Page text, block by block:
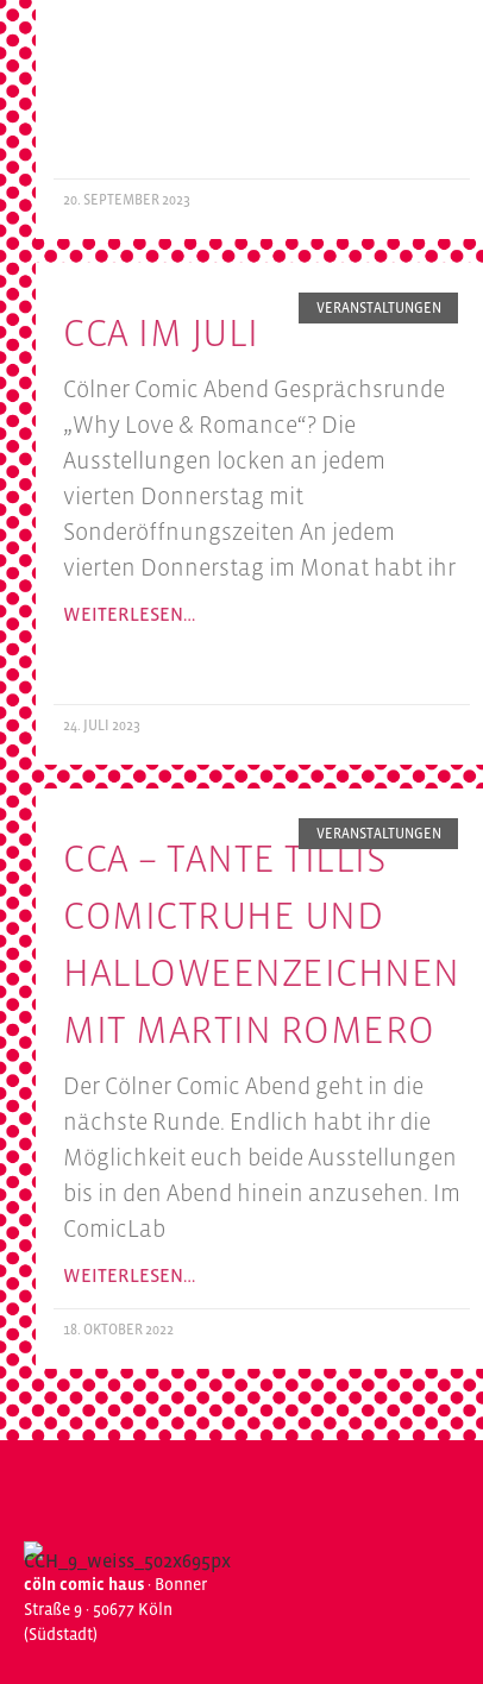
20. SEPTEMBER 2023
VERANSTALTUNGEN
CCA IM JULI
Cölner Comic Abend Gesprächsrunde
„Why Love & Romance“? Die
Ausstellungen locken an jedem
vierten Donnerstag mit
Sonderöffnungszeiten An jedem
vierten Donnerstag im Monat habt ihr
WEITERLESEN…
24. JULI 2023
VERANSTALTUNGEN
CCA – TANTE TILLIS
COMICTRUHE UND
HALLOWEENZEICHNEN
MIT MARTIN ROMERO
Der Cölner Comic Abend geht in die
nächste Runde. Endlich habt ihr die
Möglichkeit euch beide Ausstellungen
bis in den Abend hinein anzusehen. Im
ComicLab
WEITERLESEN…
18. OKTOBER 2022
cöln comic haus · Bonner
Straße 9 · 50677 Köln
(Südstadt)